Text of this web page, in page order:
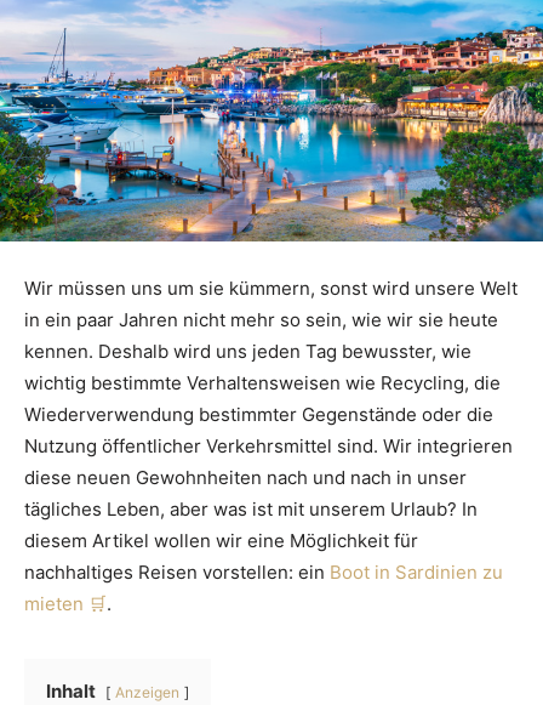
Wir müssen uns um sie kümmern, sonst wird unsere Welt
in ein paar Jahren nicht mehr so sein, wie wir sie heute
kennen. Deshalb wird uns jeden Tag bewusster, wie
wichtig bestimmte Verhaltensweisen wie Recycling, die
Wiederverwendung bestimmter Gegenstände oder die
Nutzung öffentlicher Verkehrsmittel sind. Wir integrieren
diese neuen Gewohnheiten nach und nach in unser
tägliches Leben, aber was ist mit unserem Urlaub? In
diesem Artikel wollen wir eine Möglichkeit für
nachhaltiges Reisen vorstellen: ein Boot in Sardinien zu
mieten
.
Inhalt Anzeigen